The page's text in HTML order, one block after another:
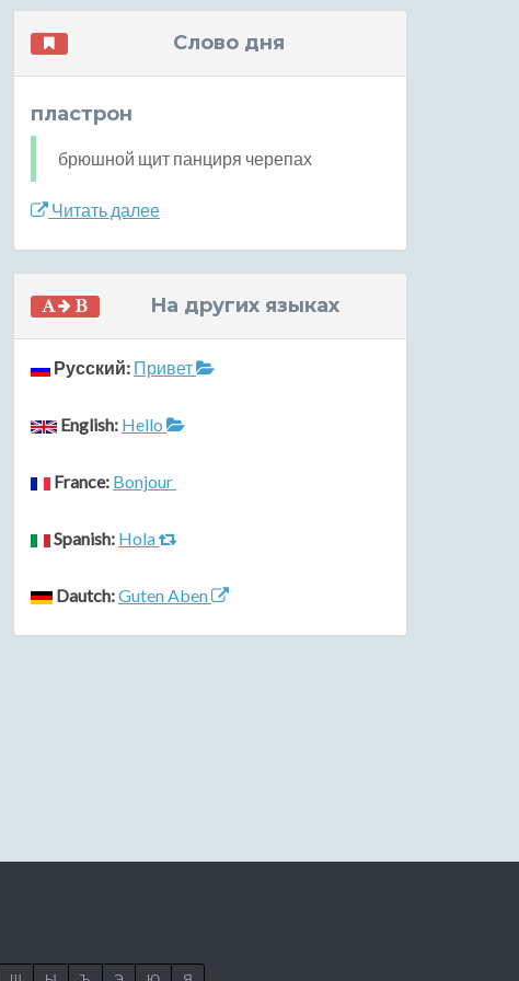
Слово дня
пластрон
брюшной щит панциря черепах
Читать далее
На других языках
Русский: Привет
English: Hello
France: Bonjour
Spanish: Hola
Dautch:Guten Aben